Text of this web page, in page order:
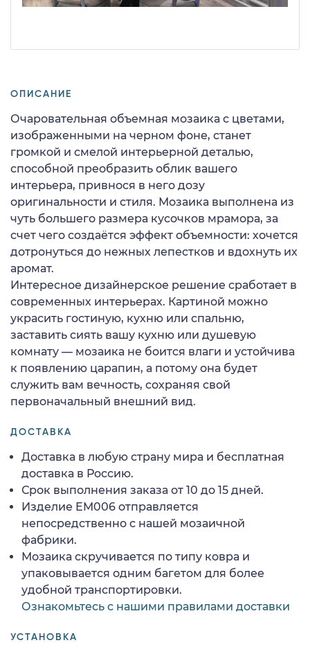
ОПИСАНИЕ
Очаровательная объемная мозаика с цветами,
изображенными на черном фоне, станет
громкой и смелой интерьерной деталью,
способной преобразить облик вашего
интерьера, привнося в него дозу
оригинальности и стиля. Мозаика выполнена из
чуть большего размера кусочков мрамора, за
счет чего создаётся эффект объемности: хочется
дотронуться до нежных лепестков и вдохнуть их
аромат.
Интересное дизайнерское решение сработает в
современных интерьерах. Картиной можно
украсить гостиную, кухню или спальню,
заставить сиять вашу кухню или душевую
комнату — мозаика не боится влаги и устойчива
к появлению царапин, а потому она будет
служить вам вечность, сохраняя свой
первоначальный внешний вид.
ДОСТАВКА
Доставка в любую страну мира и бесплатная
доставка в Россию.
Срок выполнения заказа от 10 до 15 дней.
Изделие EM006 отправляется
непосредственно с нашей мозаичной
фабрики.
Мозаика скручивается по типу ковра и
упаковывается одним багетом для более
удобной транспортировки.
Ознакомьтесь с нашими правилами доставки
УСТАНОВКА